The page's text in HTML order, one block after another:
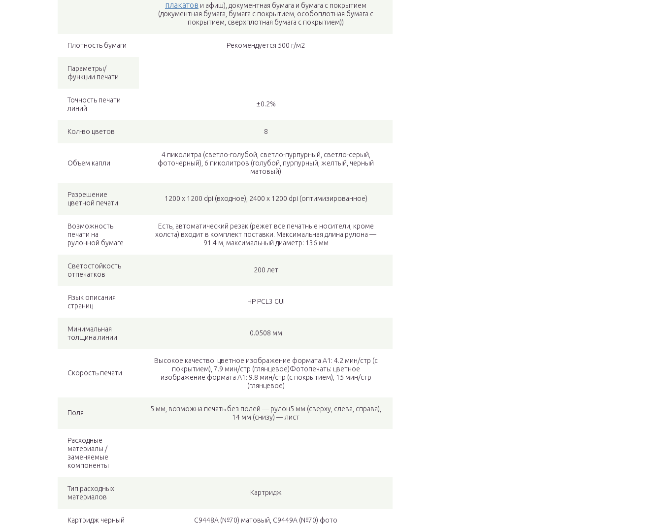
плакатов и афиш), документная бумага и бумага с покрытием
(документная бумага, бумага с покрытием, особоплотная бумага с
покрытием, сверхплотная бумага с покрытием))
Плотность бумаги Рекомендуется 500 г/м2
Параметры/
функции печати
Точность печати
линий
±0.2%
Кол-во цветов 8
Объем капли
4 пиколитра (светло-голубой, светло-пурпурный, светло-серый,
фоточерный), 6 пиколитров (голубой, пурпурный, желтый, черный
матовый)
Разрешение
цветной печати
1200 x 1200 dpi (входное), 2400 x 1200 dpi (оптимизированное)
Возможность
печати на
рулонной бумаге
Есть, автоматический резак (режет все печатные носители, кроме
холста) входит в комплект поставки. Максимальная длина рулона —
91.4 м, максимальный диаметр: 136 мм
Светостойкость
отпечатков
200 лет
Язык описания
страниц
HP PCL3 GUI
Минимальная
толщина линии
0.0508 мм
Скорость печати
Высокое качество: цветное изображение формата А1: 4.2 мин/стр (с
покрытием), 7.9 мин/стр (глянцевое)Фотопечать: цветное
изображение формата А1: 9.8 мин/стр (с покрытием), 15 мин/стр
(глянцевое)
Поля
5 мм, возможна печать без полей — рулон5 мм (сверху, слева, справа),
14 мм (снизу) — лист
Расходные
материалы /
заменяемые
компоненты
Тип расходных
материалов
Картридж
Картридж черный C9448A (№70) матовый, C9449A (№70) фото